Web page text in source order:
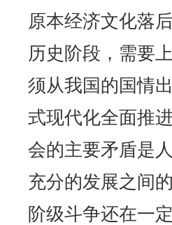
原本经济文化落
历史阶段，需要
须从我国的国情
式现代化全面推
会的主要矛盾是
充分的发展之间
阶级斗争还在一